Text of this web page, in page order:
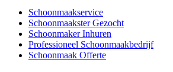
Schoonmaakservice
Schoonmaakster Gezocht
Schoonmaker Inhuren
Professioneel Schoonmaakbedrijf
Schoonmaak Offerte